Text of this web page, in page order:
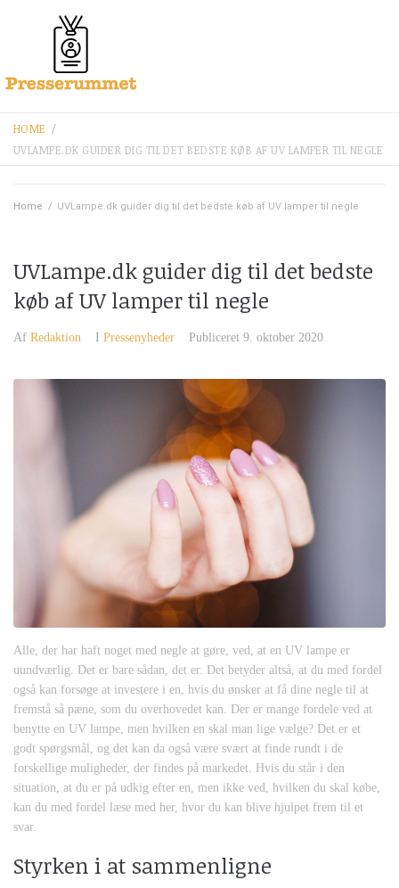
HOME /
UVLAMPE.DK GUIDER DIG TIL DET BEDSTE KØB AF UV LAMPER TIL NEGLE
Home / UVLampe.dk guider dig til det bedste køb af UV lamper til negle
UVLampe.dk guider dig til det bedste
køb af UV lamper til negle
Af Redaktion I Pressenyheder Publiceret 9. oktober 2020
Alle, der har haft noget med negle at gøre, ved, at en UV lampe er
uundværlig. Det er bare sådan, det er. Det betyder altså, at du med fordel
også kan forsøge at investere i en, hvis du ønsker at få dine negle til at
fremstå så pæne, som du overhovedet kan. Der er mange fordele ved at
benytte en UV lampe, men hvilken en skal man lige vælge? Det er et
godt spørgsmål, og det kan da også være svært at finde rundt i de
forskellige muligheder, der findes på markedet. Hvis du står i den
situation, at du er på udkig efter en, men ikke ved, hvilken du skal købe,
kan du med fordel læse med her, hvor du kan blive hjulpet frem til et
svar.
Styrken i at sammenligne